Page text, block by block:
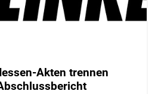
Akten trennen